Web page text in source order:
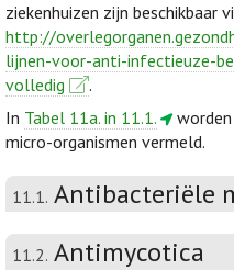
ziekenhuizen zijn beschikbaar
http://
lijnen-voor-anti-infectieuze-
volledig
.
In Tabel 11a. in 11.1.
worden
micro-organismen vermeld.
11.1. Antibacteriële
11.2. Antimycotica